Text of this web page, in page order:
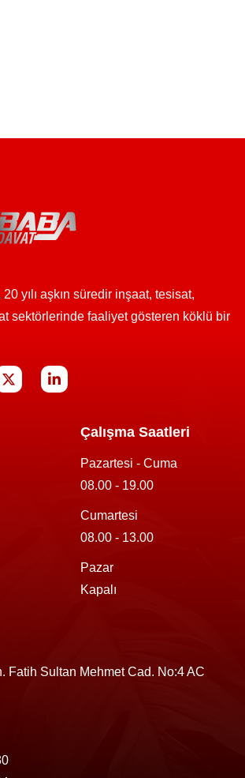
yılı aşkın süredir inşaat, tesisat,
sektörlerinde faaliyet gösteren köklü bir
Çalışma Saatleri
Pazartesi - Cuma
08.00 - 19.00
Cumartesi
08.00 - 13.00
Pazar
Kapalı
Fatih Sultan Mehmet Cad. No:4 AC